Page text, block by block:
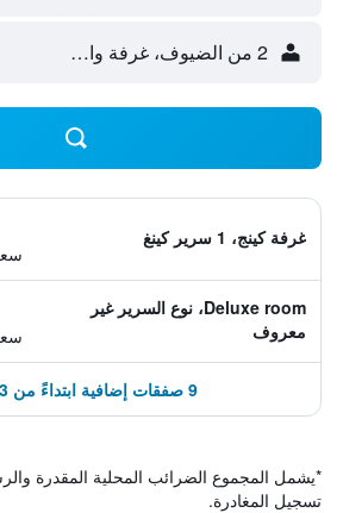
2 من الضيوف، غرفة واحدة
غرفة كينج، 1 سرير كينغ
Deluxe room، نوع السرير غير
معروف
9 صفقات إضافية ابتداءً من 573 ﷼
*يشمل المجموع الضرائب المحلية المقدرة
تسجيل المغادرة.